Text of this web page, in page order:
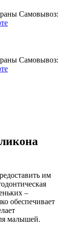
Самовывоз:
Самовывоз:
им
–
обеспечивает
малышей.